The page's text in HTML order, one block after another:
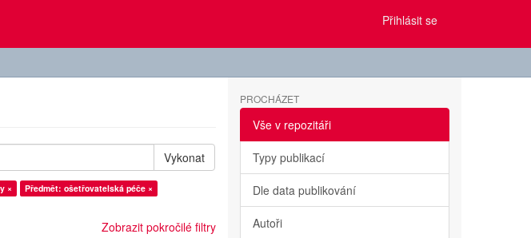
Přihlásit se
Vykonat
×
Předmět: ošetřovatelská péče ×
Zobrazit pokročilé filtry
PROCHÁZET
Vše v repozitáři
Typy publikací
Dle data publikování
Autoři